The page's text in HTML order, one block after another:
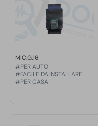
MIC.G.16
#PER AUTO
#FACILE DA INSTALLARE
#PER CASA